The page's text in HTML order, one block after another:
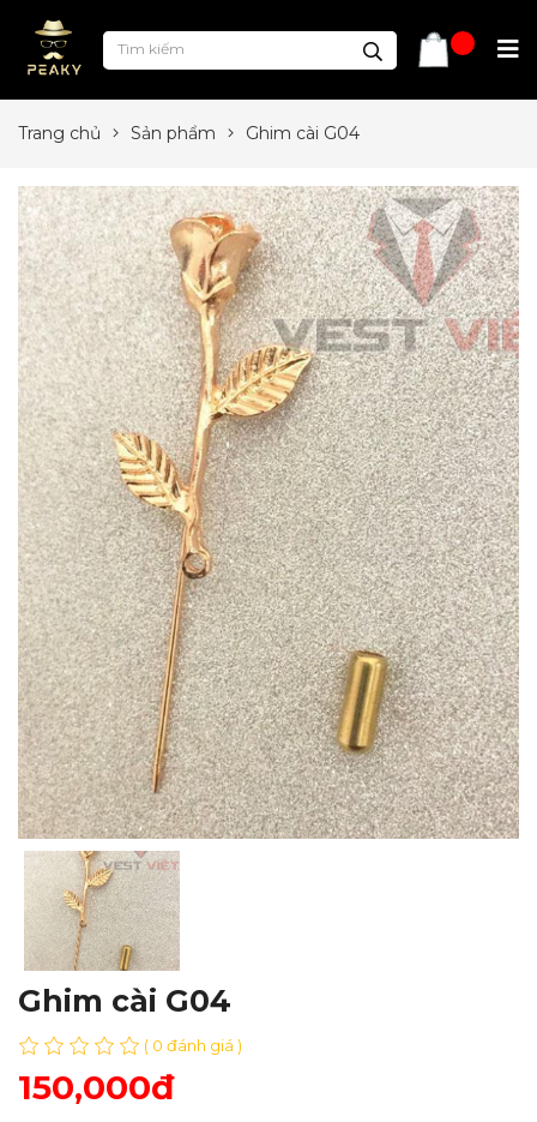
Trang chủ Sản phẩm Ghim cài G04
Ghim cài G04
( 0 đánh giá )
150,000đ